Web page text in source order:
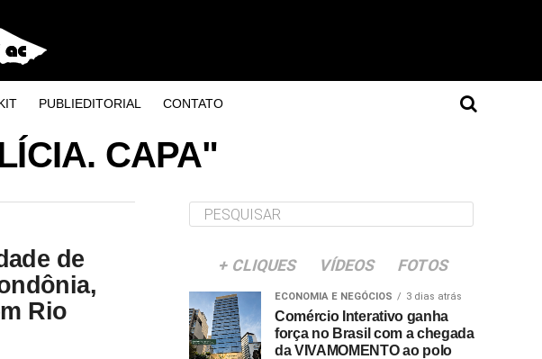
PUBLIEDITORIAL CONTATO
CAPA"
de
Rio
+ CLIQUES VÍDEOS FOTOS
ECONOMIA E NEGÓCIOS 3 dias atrás
Comércio Interativo ganha
força no Brasil com a chegada
da VIVAMOMENTO ao polo